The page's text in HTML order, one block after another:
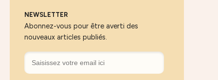
NEWSLETTER
Abonnez-vous pour être averti des
nouveaux articles publiés.